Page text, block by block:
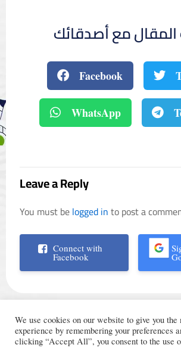
مع أصدقائك
Facebook
WhatsApp
Leave a Reply
You must belogged into post a
Connect with
Facebook
We use cookies on our website to give you the
experience by remembering your preferences
clicking “Accept All”, you consent to the use